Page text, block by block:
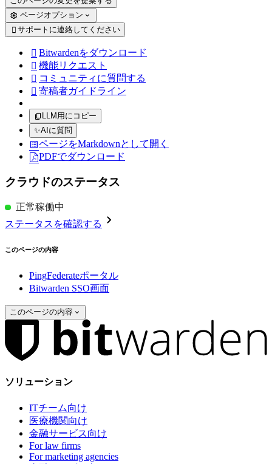
ページオプション
 サポートに連絡してください
 Bitwardenをダウンロード
 機能リクエスト
 コミュニティに質問する
 寄稿者ガイドライン
LLM用にコピー
✨AIに質問
ページをMarkdownとして開く
PDFでダウンロード
クラウドのステータス
正常稼働中
ステータスを確認する
このページの内容
PingFederateポータル
Bitwarden SSO画面
このページの内容
ソリューション
ITチーム向け
医療機関向け
金融サービス向け
For law firms
For marketing agencies